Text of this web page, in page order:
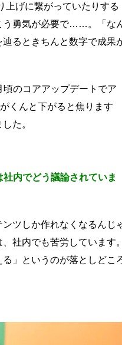
上げに繋がっていたりする
う勇気が必要で……。「な
るときちんと数字で成果
のコアアップデートでア
くんと下がると焦ります
た。
内でどう議論されていま
ツしか作れなくなるんじ
社内でも苦労しています。
」というのが落としどこ